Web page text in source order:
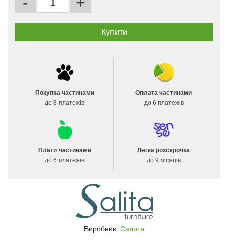
Покупка частинами
до 8 платежів
Оплата частинами
до 6 платежів
Плати частинами
до 6 платежів
Легка розстрочка
до 9 місяців
Виробник: Салита